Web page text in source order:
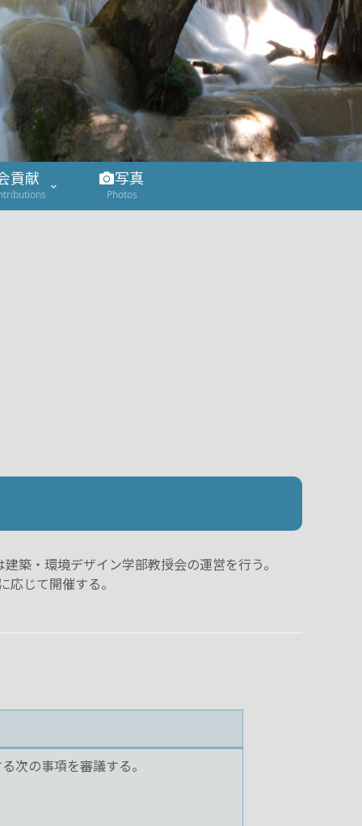
貢献 写真
Photos
築・環境デザイン学部教授会の運営を行う。
じて開催する。
次の事項を審議する。